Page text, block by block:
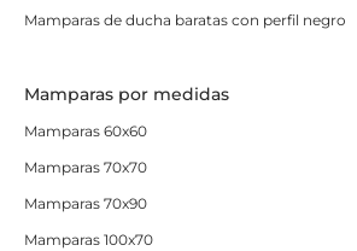
Mamparas de ducha baratas con perfil negro
Mamparas por medidas
Mamparas 60x60
Mamparas 70x70
Mamparas 70x90
Mamparas 100x70